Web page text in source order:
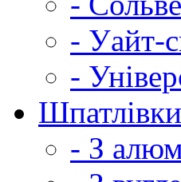
- Уайт-
-
- З